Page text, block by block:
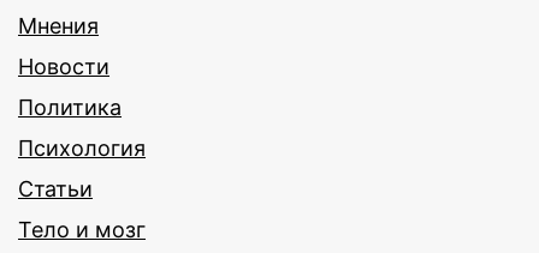
Мнения
Новости
Политика
Психология
Статьи
Тело и мозг